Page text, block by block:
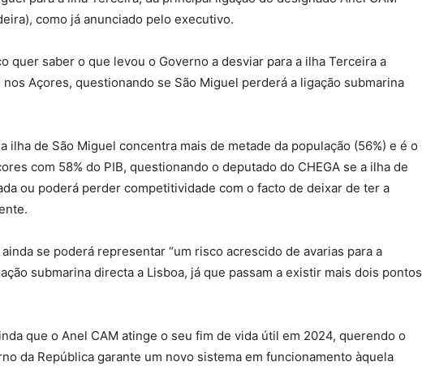
como já anunciado pelo executivo.
quer saber o que levou o Governo a desviar para a ilha Terceira a
Açores, questionando se São Miguel perderá a ligação submarina
ilha de São Miguel concentra mais de metade da população (56%) e é o
com 58% do PIB, questionando o deputado do CHEGA se a ilha de
ou poderá perder competitividade com o facto de deixar de ter a
se poderá representar “um risco acrescido de avarias para a
submarina directa a Lisboa, já que passam a existir mais dois pontos
que o Anel CAM atinge o seu fim de vida útil em 2024, querendo o
da República garante um novo sistema em funcionamento àquela